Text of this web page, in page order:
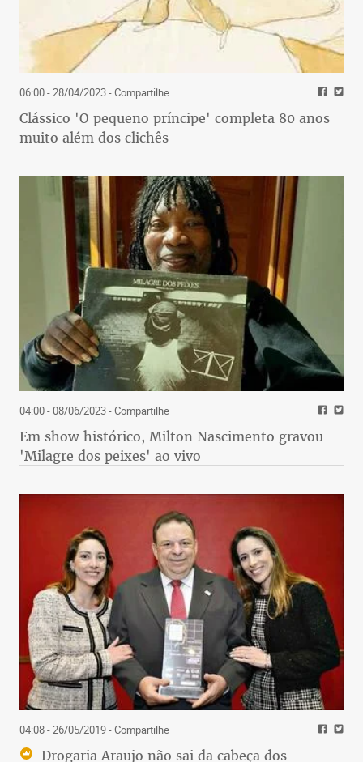
06:00 - 28/04/2023- Compartilhe
Clássico 'O pequeno príncipe' completa 80 anos
muito além dos clichês
04:00 - 08/06/2023- Compartilhe
Em show histórico, Milton Nascimento gravou
'Milagre dos peixes' ao vivo
04:08 - 26/05/2019- Compartilhe
Drogaria Araujo não sai da cabeça dos